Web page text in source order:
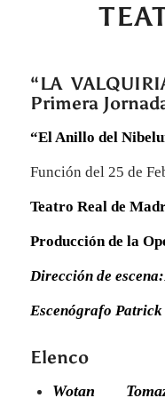
“LA
Primera
“El Anillo del
Función del 25 de
Teatro Real de
Producción de la
Dirección de
Escenógrafo
Elenco
Wotan